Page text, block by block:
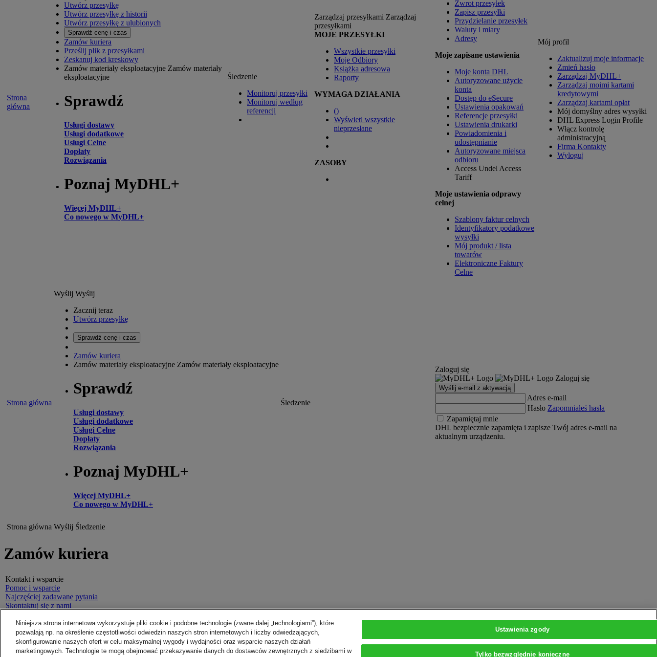
Strona
główna
Utwórz przesyłkę
Utwórz przesyłkę z historii
Utwórz przesyłkę z ulubionych
Sprawdź cenę i czas
Zamów kuriera
Prześlij plik z przesyłkami
Zeskanuj kod kreskowy
Zamów materiały eksploatacyjne Zamów materiały
eksploatacyjne
Sprawdź
Usługi dostawy
Usługi dodatkowe
Usługi Celne
Dopłaty
Rozwiązania
Poznaj MyDHL+
Więcej MyDHL+
Co nowego w MyDHL+
Śledzenie
Monitoruj przesyłki
Monitoruj według
referencji
Zarządzaj przesyłkami Zarządzaj
przesyłkami
MOJE PRZESYŁKI
Wszystkie przesyłki
Moje Odbiory
Książka adresowa
Raporty
WYMAGA DZIAŁANIA
()
Wyświetl wszystkie
nieprzesłane
ZASOBY
Zwrot przesyłek
Zapisz przesyłki
Przydzielanie przesyłek
Waluty i miary
Adresy
Moje zapisane ustawienia
Moje konta DHL
Autoryzowane użycie
konta
Dostęp do eSecure
Ustawienia opakowań
Referencje przesyłki
Ustawienia drukarki
Powiadomienia i
udostępnianie
Autoryzowane miejsca
odbioru
Access Undel Access
Tariff
Moje ustawienia odprawy
celnej
Szablony faktur celnych
Identyfikatory podatkowe
wysyłki
Mój produkt / lista
towarów
Elektroniczne Faktury
Celne
Mój profil
Zaktualizuj moje informacje
Zmień hasło
Zarządzaj MyDHL+
Zarządzaj moimi kartami
kredytowymi
Zarządzaj kartami opłat
Mój domyślny adres wysyłki
DHL Express Login Profile
Włącz kontrolę
administracyjną
Firma Kontakty
Wyloguj
Strona główna
Wyślij Wyślij
Zacznij teraz
Utwórz przesyłkę
Sprawdź cenę i czas
Zamów kuriera
Zamów materiały eksploatacyjne Zamów materiały eksploatacyjne
Sprawdź
Usługi dostawy
Usługi dodatkowe
Usługi Celne
Dopłaty
Rozwiązania
Poznaj MyDHL+
Więcej MyDHL+
Co nowego w MyDHL+
Śledzenie
Zaloguj się
Zaloguj się
Wyślij e-mail z aktywacją
Adres e-mail
Hasło Zapomniałeś hasła
Zapamiętaj mnie
DHL bezpiecznie zapamięta i zapisze Twój adres e-mail na
aktualnym urządzeniu.
Strona główna Wyślij Śledzenie
Zamów kuriera
Kontakt i wsparcie
Pomoc i wsparcie
Najczęściej zadawane pytania
Skontaktuj się z nami
Informacje prawne
Regulamin
Gwarancja zwrotu pieniędzy
Polityka prywatności
O DHL
Prasa
Praca
Legal Notice
Niniejsza strona internetowa wykorzystuje pliki cookie i podobne technologie (zwane dalej „technologiami”), które
pozwalają np. na określenie częstotliwości odwiedzin naszych stron internetowych i liczby odwiedzających,
skonfigurowanie naszych ofert w celu maksymalnej wygody i wydajności oraz wsparcie naszych działań
marketingowych. Technologie te mogą obejmować przekazywanie danych do dostawców zewnętrznych z siedzibami w
Ustawienia zgody
Tylko bezwzględnie konieczne